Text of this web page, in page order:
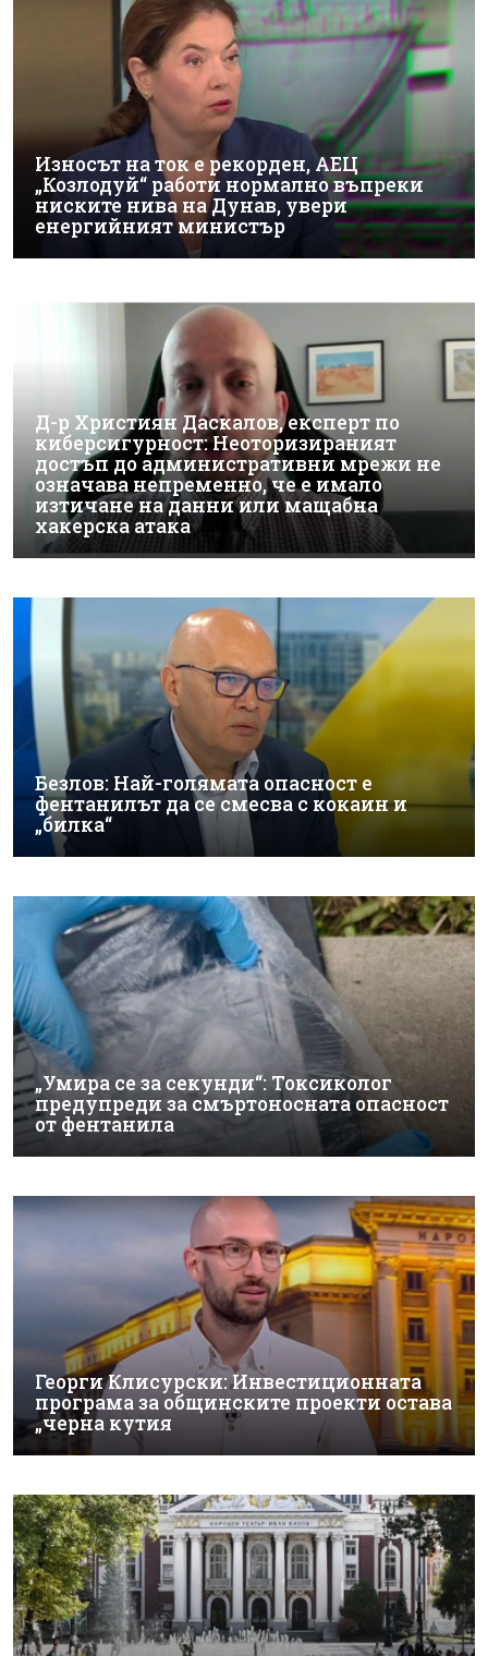
Износът на ток е рекорден, АЕЦ
„Козлодуй“ работи нормално въпреки
ниските нива на Дунав, увери
енергийният министър
Д-р Християн Даскалов, експерт по
киберсигурност: Неоторизираният
достъп до административни мрежи не
означава непременно, че е имало
изтичане на данни или мащабна
хакерска атака
Безлов: Най-голямата опасност е
фентанилът да се смесва с кокаин и
„билка“
„Умира се за секунди“: Токсиколог
предупреди за смъртоносната опасност
от фентанила
Георги Клисурски: Инвестиционната
програма за общинските проекти остава
„черна кутия